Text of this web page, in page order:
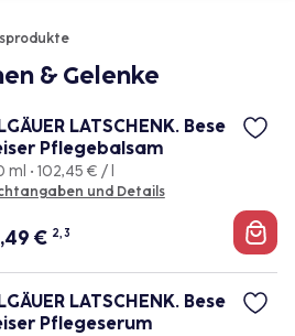
& Gelenke
LATSCHENK. Bese
Pflegebalsam
ml • 102,45 € / l
und Details
€ 2, 3
LATSCHENK. Bese
Pflegeserum